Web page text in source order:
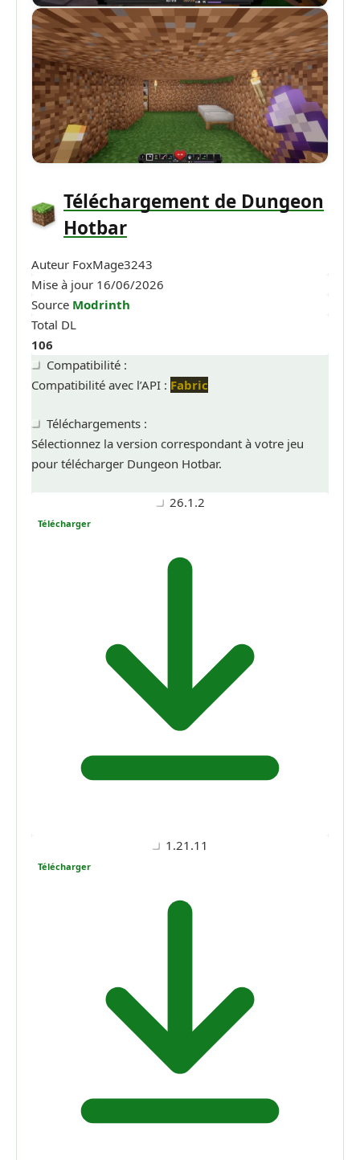
Téléchargement de Dungeon
Hotbar
Auteur FoxMage3243
Mise à jour 16/06/2026
Source Modrinth
Total DL
106
Compatibilité :
Compatibilité avec l’API : Fabric
Téléchargements :
Sélectionnez la version correspondant à votre jeu
pour télécharger Dungeon Hotbar.
26.1.2
Télécharger
1.21.11
Télécharger